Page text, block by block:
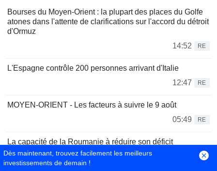
Bourses du Moyen-Orient : la plupart des places du Golfe
atones dans l'attente de clarifications sur l'accord du détroit
d'Ormuz
14:52
RE
L'Espagne contrôle 200 personnes arrivant d'Italie
12:47
RE
MOYEN-ORIENT - Les facteurs à suivre le 9 août
05:49
RE
La capacité de la Roumanie à réduire son déficit
budgétaire d'ici 2027 est cruciale pour sa notation, selon
Moody's
Dès maintenant, trouvez facilement les meilleurs
investissements de demain !